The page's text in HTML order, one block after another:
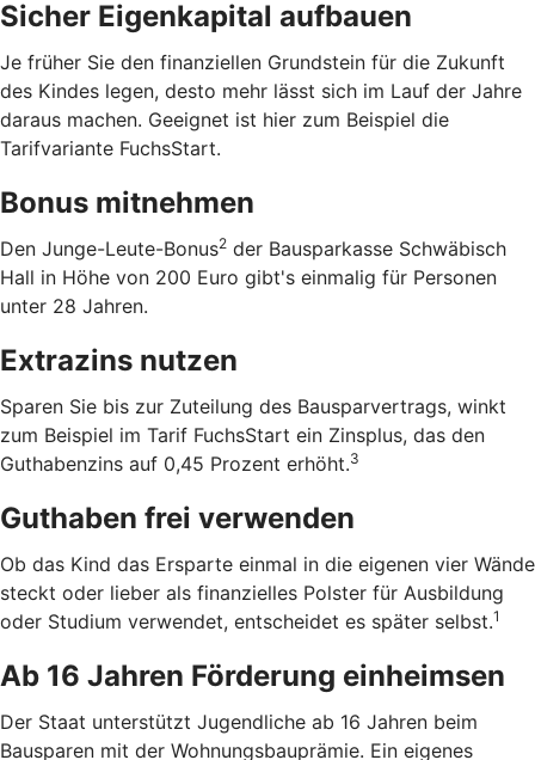
Sicher Eigenkapital aufbauen
Je früher Sie den finanziellen Grundstein für die Zukunft
des Kindes legen, desto mehr lässt sich im Lauf der Jahre
daraus machen. Geeignet ist hier zum Beispiel die
Tarifvariante FuchsStart.
Bonus mitnehmen
Den Junge-Leute-Bonus2 der Bausparkasse Schwäbisch
Hall in Höhe von 200 Euro gibt's einmalig für Personen
unter 28 Jahren.
Extrazins nutzen
Sparen Sie bis zur Zuteilung des Bausparvertrags, winkt
zum Beispiel im Tarif FuchsStart ein Zinsplus, das den
Guthabenzins auf 0,45 Prozent erhöht.3
Guthaben frei verwenden
Ob das Kind das Ersparte einmal in die eigenen vier Wände
steckt oder lieber als finanzielles Polster für Ausbildung
oder Studium verwendet, entscheidet es später selbst.1
Ab 16 Jahren Förderung einheimsen
Der Staat unterstützt Jugendliche ab 16 Jahren beim
Bausparen mit der Wohnungsbauprämie. Ein eigenes